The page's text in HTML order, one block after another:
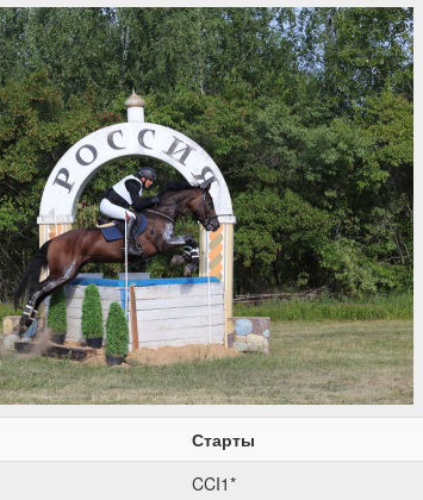
Старты
CCI1*